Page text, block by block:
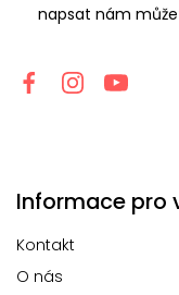
napsat nám
Informace pro
Kontakt
O nás